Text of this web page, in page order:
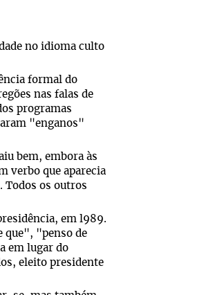
no idioma culto
formal do
nas falas de
programas
"enganos"
bem, embora às
verbo que aparecia
Todos os outros
em l989.
que", "penso de
em lugar do
eleito presidente